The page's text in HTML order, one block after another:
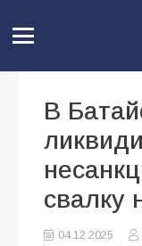
В
свалку
04.12.2025